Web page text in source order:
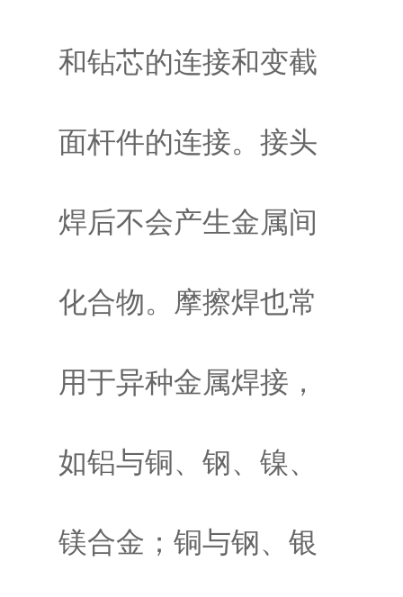
和钻芯的连接和变截
面杆件的连接。接头
焊后不会产生金属间
化合物。摩擦焊也常
用于异种金属焊接，
如铝与铜、钢、镍、
镁合金；铜与钢、银